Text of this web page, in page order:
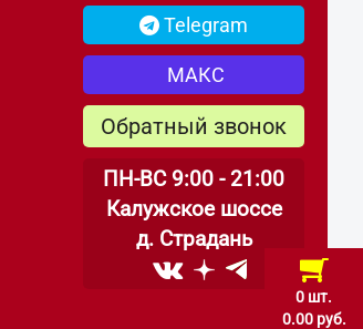
0 шт.
0.00 руб.
Telegram
МАКС
Обратный звонок
ПН-ВС 9:00 - 21:00
Калужское шоссе
д. Страдань